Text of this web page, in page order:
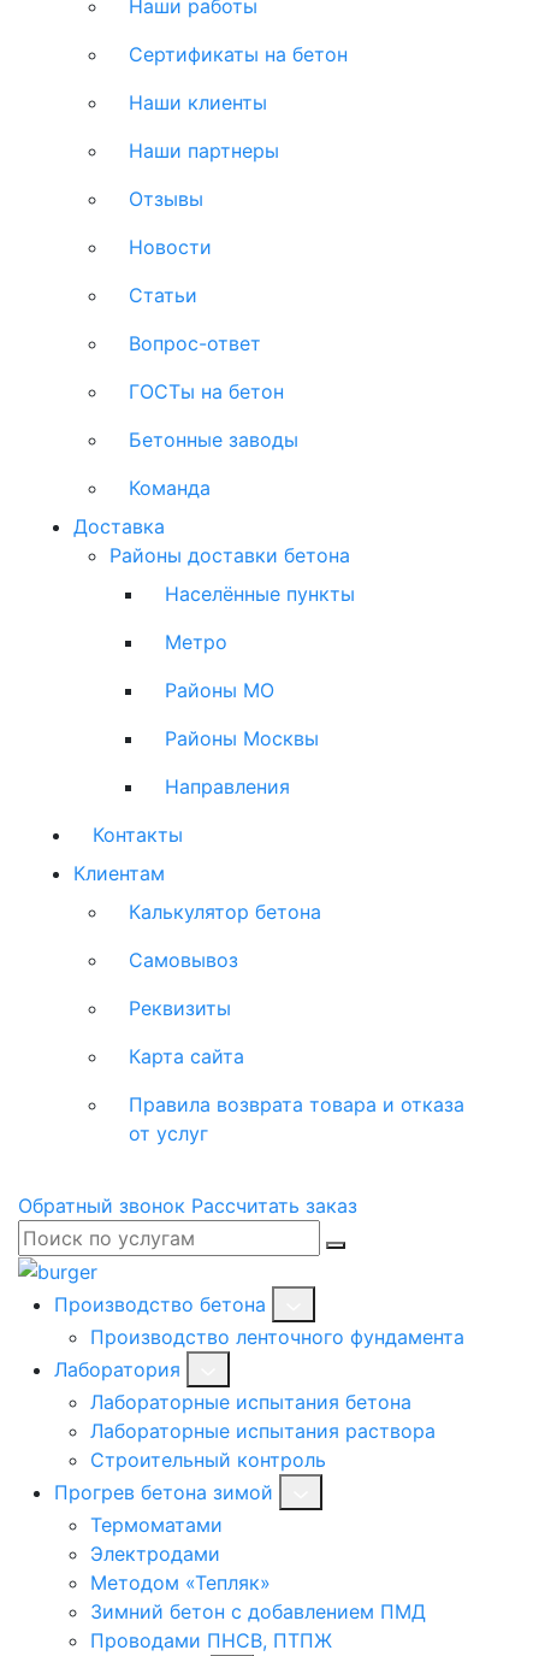
Наши работы
Сертификаты на бетон
Наши клиенты
Наши партнеры
Отзывы
Новости
Статьи
Вопрос-ответ
ГОСТы на бетон
Бетонные заводы
Команда
Доставка
Районы доставки бетона
Населённые пункты
Метро
Районы МО
Районы Москвы
Направления
Контакты
Клиентам
Калькулятор бетона
Самовывоз
Реквизиты
Карта сайта
Правила возврата товара и отказа
от услуг
Обратный звонок Рассчитать заказ
Производство бетона
Производство ленточного фундамента
Лаборатория
Лабораторные испытания бетона
Лабораторные испытания раствора
Строительный контроль
Прогрев бетона зимой
Термоматами
Электродами
Методом «Тепляк»
Зимний бетон с добавлением ПМД
Проводами ПНСВ, ПТПЖ